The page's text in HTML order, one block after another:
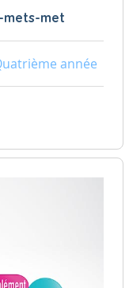
mets-met
année